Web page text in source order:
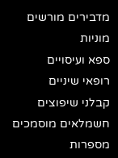
מדבירים מורשים
מוניות
ספא ועיסויים
רופאי שיניים
קבלני שיפוצים
חשמלאים מוסמכים
מספרות